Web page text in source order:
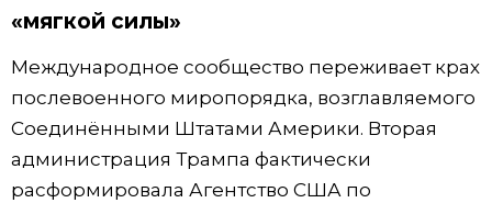
«мягкой силы»
Международное сообщество переживает крах
послевоенного миропорядка, возглавляемого
Соединёнными Штатами Америки. Вторая
администрация Трампа фактически
расформировала Агентство США по